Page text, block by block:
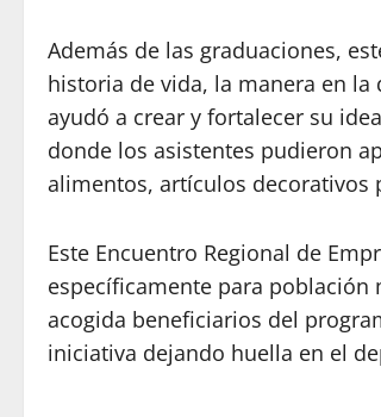
Además de las graduaciones,
historia de vida, la manera en
ayudó a crear y fortalecer su
donde los asistentes pudieron
alimentos, artículos decorativos
Este Encuentro Regional de
específicamente para
acogida beneficiarios del
iniciativa dejando huella en el